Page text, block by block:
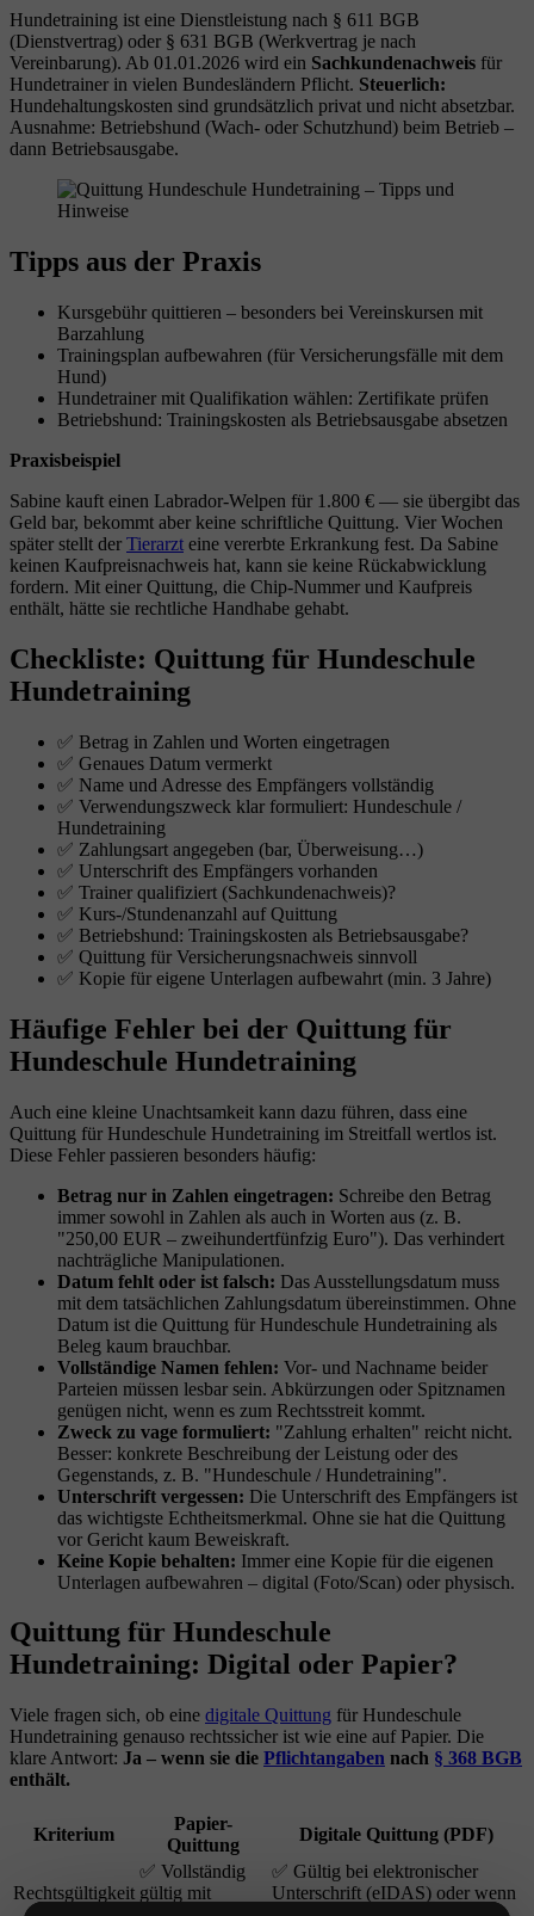
Hundetraining ist eine Dienstleistung nach § 611 BGB
(Dienstvertrag) oder § 631 BGB (Werkvertrag je nach
Vereinbarung). Ab 01.01.2026 wird ein Sachkundenachweis für
Hundetrainer in vielen Bundesländern Pflicht. Steuerlich:
Hundehaltungskosten sind grundsätzlich privat und nicht absetzbar.
Ausnahme: Betriebshund (Wach- oder Schutzhund) beim Betrieb –
dann Betriebsausgabe.
Tipps aus der Praxis
Kursgebühr quittieren – besonders bei Vereinskursen mit
Barzahlung
Trainingsplan aufbewahren (für Versicherungsfälle mit dem
Hund)
Hundetrainer mit Qualifikation wählen: Zertifikate prüfen
Betriebshund: Trainingskosten als Betriebsausgabe absetzen
Praxisbeispiel
Sabine kauft einen Labrador-Welpen für 1.800 € — sie übergibt das
Geld bar, bekommt aber keine schriftliche Quittung. Vier Wochen
später stellt der Tierarzt eine vererbte Erkrankung fest. Da Sabine
keinen Kaufpreisnachweis hat, kann sie keine Rückabwicklung
fordern. Mit einer Quittung, die Chip-Nummer und Kaufpreis
enthält, hätte sie rechtliche Handhabe gehabt.
Checkliste: Quittung für Hundeschule
Hundetraining
✅ Betrag in Zahlen und Worten eingetragen
✅ Genaues Datum vermerkt
✅ Name und Adresse des Empfängers vollständig
✅ Verwendungszweck klar formuliert: Hundeschule /
Hundetraining
✅ Zahlungsart angegeben (bar, Überweisung…)
✅ Unterschrift des Empfängers vorhanden
✅ Trainer qualifiziert (Sachkundenachweis)?
✅ Kurs-/Stundenanzahl auf Quittung
✅ Betriebshund: Trainingskosten als Betriebsausgabe?
✅ Quittung für Versicherungsnachweis sinnvoll
✅ Kopie für eigene Unterlagen aufbewahrt (min. 3 Jahre)
Häufige Fehler bei der Quittung für
Hundeschule Hundetraining
Auch eine kleine Unachtsamkeit kann dazu führen, dass eine
Quittung für Hundeschule Hundetraining im Streitfall wertlos ist.
Diese Fehler passieren besonders häufig:
Betrag nur in Zahlen eingetragen: Schreibe den Betrag
immer sowohl in Zahlen als auch in Worten aus (z. B.
"250,00 EUR – zweihundertfünfzig Euro"). Das verhindert
nachträgliche Manipulationen.
Datum fehlt oder ist falsch: Das Ausstellungsdatum muss
mit dem tatsächlichen Zahlungsdatum übereinstimmen. Ohne
Datum ist die Quittung für Hundeschule Hundetraining als
Beleg kaum brauchbar.
Vollständige Namen fehlen: Vor- und Nachname beider
Parteien müssen lesbar sein. Abkürzungen oder Spitznamen
genügen nicht, wenn es zum Rechtsstreit kommt.
Zweck zu vage formuliert: "Zahlung erhalten" reicht nicht.
Besser: konkrete Beschreibung der Leistung oder des
Gegenstands, z. B. "Hundeschule / Hundetraining".
Unterschrift vergessen: Die Unterschrift des Empfängers ist
das wichtigste Echtheitsmerkmal. Ohne sie hat die Quittung
vor Gericht kaum Beweiskraft.
Keine Kopie behalten: Immer eine Kopie für die eigenen
Unterlagen aufbewahren – digital (Foto/Scan) oder physisch.
Quittung für Hundeschule
Hundetraining: Digital oder Papier?
Viele fragen sich, ob eine digitale Quittung für Hundeschule
Hundetraining genauso rechtssicher ist wie eine auf Papier. Die
klare Antwort: Ja – wenn sie die Pflichtangaben nach § 368 BGB
enthält.
Kriterium
Papier-
Quittung
Digitale Quittung (PDF)
Rechtsgültigkeit
✅ Vollständig
gültig mit
✅ Gültig bei elektronischer
Unterschrift (eIDAS) oder wenn